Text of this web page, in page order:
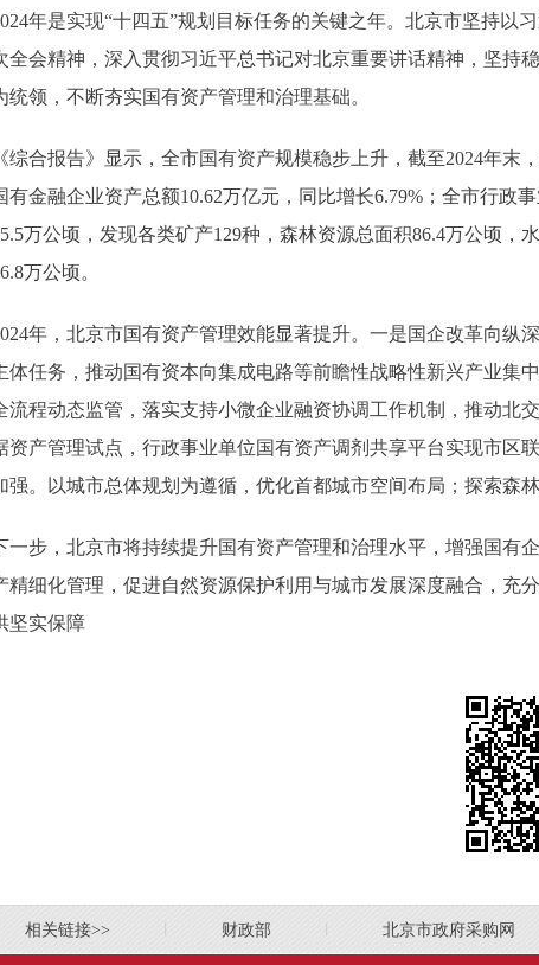
年是实现“十四五”规划目标任务的关键之年。北京市坚持
全会精神，深入贯彻习近平总书记对北京重要讲话精神，坚
统领，不断夯实国有资产管理和治理基础。
《综合报告》显示，全市国有资产规模稳步上升，截至2024年末
有金融企业资产总额10.62万亿元，同比增长6.79%；全市行政
万公顷，发现各类矿产129种，森林资源总面积86.4万公顷
万公顷。
年，北京市国有资产管理效能显著提升。一是国企改革向纵
体任务，推动国有资本向集成电路等前瞻性战略性新兴产业集
流程动态监管，落实支持小微企业融资协调工作机制，推动北
资产管理试点，行政事业单位国有资产调剂共享平台实现市区
强。以城市总体规划为遵循，优化首都城市空间布局；探索森
一步，北京市将持续提升国有资产管理和治理水平，增强国有
精细化管理，促进自然资源保护利用与城市发展深度融合，充
坚实保障
相关链接>> 财政部 北京市政府采购网